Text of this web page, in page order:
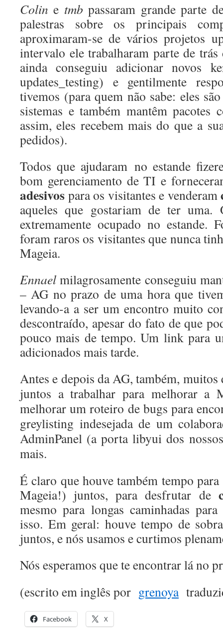
Colin e tmb passaram grande parte
palestras sobre os principais
aproximaram-se de vários projetos
intervalo eletrabalharam parte de
ainda conseguiu adicionar novos
updates_testing) e gentilmente
tivemos (para quem não sabe: eles
sistemas e também mantêm pacotes
assim, eles recebem mais do que a
pedidos).
Todos que ajudaram no estande
bom gerenciamento de TI e
adesivos para os visitantes e venderam
aqueles que gostariam de ter uma.
extremamente ocupado no estande.
foram raros os visitantes que nunca
Mageia.
Ennael milagrosamente conseguiu
– AG no prazo de uma hora que
levando-a a ser um encontro muito
descontraído, apesar do fato de que
pouco mais de tempo. Um link para
adicionados mais tarde.
Antes e depois da AG, também, muitos
juntos a trabalhar para melhorar a
melhorar um roteiro de bugs para
greylisting indesejada de um
AdminPanel (a porta libyui dos
mais.
É claro que houve também tempo
Mageia!) juntos, para desfrutar de
mesmo para longas caminhadas
isso. Em geral: houve tempo de
juntos, e nós usamos e curtimos
Nós esperamos que te encontrar lá no
(escrito em inglês por grenoya
Facebook X